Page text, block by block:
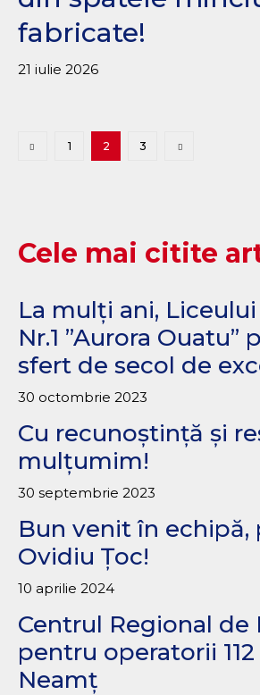
fabricate!
21 iulie 2026
1 2 3
Cele mai citite
La mulți ani,
Nr.1 ”Aurora Ouatu”
sfert de secol de
30 octombrie 2023
Cu recunoștință și
mulțumim!
30 septembrie 2023
Bun venit în echipă,
Ovidiu Țoc!
10 aprilie 2024
Centrul Regional de
pentru operatorii
Neamț